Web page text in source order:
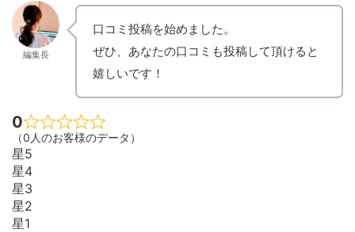
編集長
口コミ投稿を始めました。
ぜひ、あなたの口コミも投稿して頂けると
嬉しいです！
0
（0人のお客様のデータ）
星5
星4
星3
星2
星1